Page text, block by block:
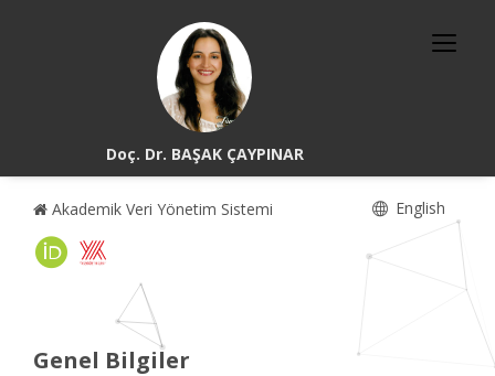
Doç. Dr. BAŞAK ÇAYPINAR
Akademik Veri Yönetim Sistemi English
Genel Bilgiler